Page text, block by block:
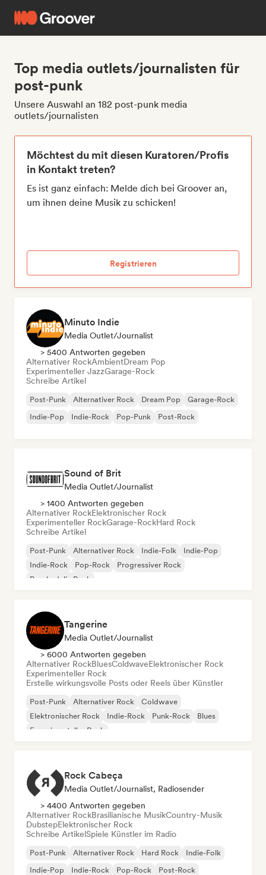
Top media outlets/journalisten für
post-punk
Unsere Auswahl an 182 post-punk media
outlets/journalisten
Möchtest du mit diesen Kuratoren/Profis
in Kontakt treten?
Es ist ganz einfach: Melde dich bei Groover an,
um ihnen deine Musik zu schicken!
Registrieren
Minuto Indie
Media Outlet/Journalist
> 5400 Antworten gegeben
Alternativer RockAmbientDream Pop
Experimenteller JazzGarage-Rock
Schreibe Artikel
Post-Punk Alternativer Rock Dream Pop
Garage-Rock
Indie-Pop
Indie-Rock Pop-Punk Post-Rock
Sound of Brit
Media Outlet/Journalist
> 1400 Antworten gegeben
Alternativer RockElektronischer Rock
Experimenteller RockGarage-RockHard Rock
Schreibe Artikel
Post-Punk Alternativer Rock Indie-Folk
Indie-Pop
Indie-Rock
Pop-Rock
Progressiver Rock
Psychedelic Rock
Tangerine
Media Outlet/Journalist
> 6000 Antworten gegeben
Alternativer RockBluesColdwaveElektronischer Rock
Experimenteller Rock
Erstelle wirkungsvolle Posts oder Reels über Künstler
Post-Punk Alternativer Rock
Coldwave
Elektronischer Rock
Indie-Rock Punk-Rock
Blues
Experimenteller Rock
Rock Cabeça
Media Outlet/Journalist, Radiosender
> 4400 Antworten gegeben
Alternativer RockBrasilianische MusikCountry-Musik
DubstepElektronischer Rock
Schreibe ArtikelSpiele Künstler im Radio
Post-Punk Alternativer Rock Hard Rock
Indie-Folk
Indie-Pop
Indie-Rock Pop-Rock Post-Rock